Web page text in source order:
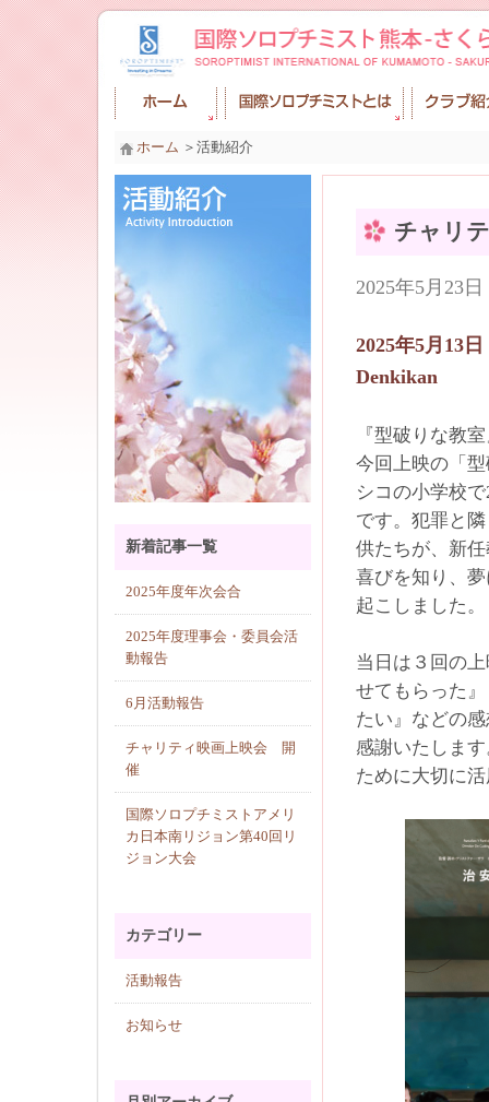
ホーム ＞活動紹介
チャリ
2025年5月23
2025年5月13
Denkikan
『型破りな教
今回上映の「
シコの小学校で
です。犯罪と
供たちが、新
喜びを知り、
起こしました。
当日は３回の
せてもらった
たい』などの
感謝いたしま
ために大切に
新着記事一覧
2025年度年次会合
2025年度理事会・委員会活
動報告
6月活動報告
チャリティ映画上映会 開
催
国際ソロプチミストアメリ
カ日本南リジョン第40回リ
ジョン大会
カテゴリー
活動報告
お知らせ